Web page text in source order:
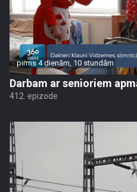
pirms 4 dienām, 10 stundām
Darbam ar senioriem
412. epizode